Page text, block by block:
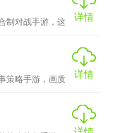
制对战手游，这
详情
策略手游，画质
详情